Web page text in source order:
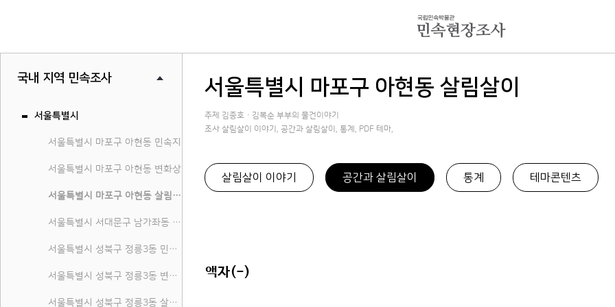
국내 지역 민속조사
서울특별시
서울특별시 마포구 아현동 민속지
서울특별시 마포구 아현동 변화상
서울특별시 마포구 아현동 살림살이
서울특별시 서대문구 남가좌동 변화상
서울특별시 성북구 정릉3동 민속지
서울특별시 성북구 정릉3동 변화상
서울특별시 성북구 정릉3동 살림살이
서울특별시 마포구 아현동 살림살이
주제 김종호 · 김복순 부부의 물건이야기
조사 살림살이 이야기, 공간과 살림살이, 통계, PDF 테마,
살림살이 이야기 공간과 살림살이 통계 테마콘텐츠
액자(-)